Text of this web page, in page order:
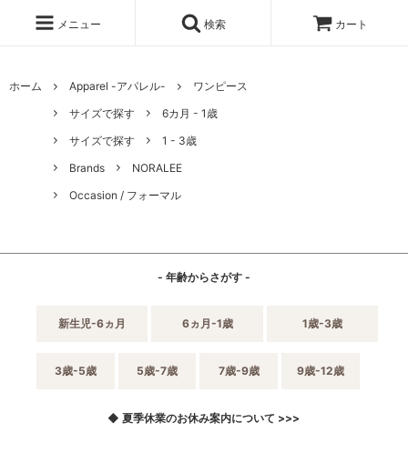
メニュー 検索 カート
ホーム Apparel -アパレル-
ワンピース
サイズで探す
6カ月 - 1歳
サイズで探す
1 - 3歳
Brands
NORALEE
Occasion / フォーマル
- 年齢からさがす -
新生児-6ヵ月 6ヵ月-1歳 1歳-3歳
3歳-5歳 5歳-7歳 7歳-9歳 9歳-12歳
◆ 夏季休業のお休み案内について >>>